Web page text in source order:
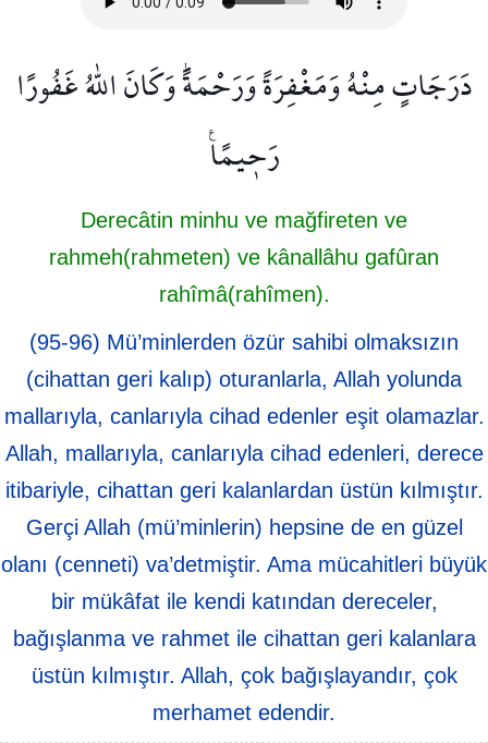
دَرَجَاتٍ مِنْهُ وَمَغْفِرَةً وَرَحْمَةًۜ وَكَانَ اللّٰهُ غَفُورًا
رَح۪يمًا۟
Derecâtin minhu ve mağfireten ve
rahmeh(rahmeten) ve kânallâhu gafûran
rahîmâ(rahîmen).
(95-96) Mü’minlerden özür sahibi olmaksızın
(cihattan geri kalıp) oturanlarla, Allah yolunda
mallarıyla, canlarıyla cihad edenler eşit olamazlar.
Allah, mallarıyla, canlarıyla cihad edenleri, derece
itibariyle, cihattan geri kalanlardan üstün kılmıştır.
Gerçi Allah (mü’minlerin) hepsine de en güzel
olanı (cenneti) va’detmiştir. Ama mücahitleri büyük
bir mükâfat ile kendi katından dereceler,
bağışlanma ve rahmet ile cihattan geri kalanlara
üstün kılmıştır. Allah, çok bağışlayandır, çok
merhamet edendir.